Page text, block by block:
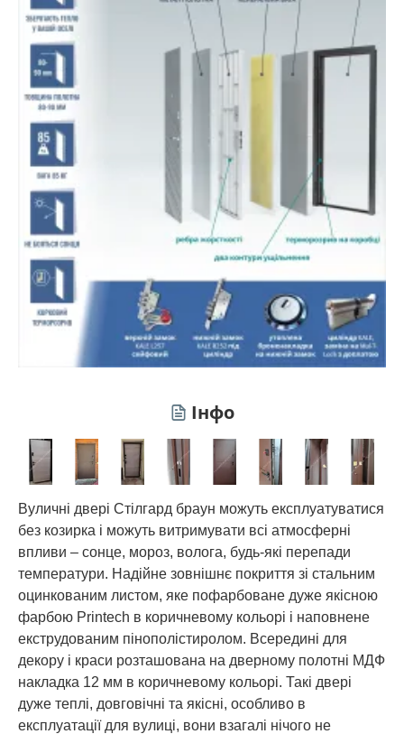
Інфо
Вуличні двері Стілгард браун можуть експлуатуватися
без козирка і можуть витримувати всі атмосферні
впливи – сонце, мороз, волога, будь-які перепади
температури. Надійне зовнішнє покриття зі стальним
оцинкованим листом, яке пофарбоване дуже якісною
фарбою Printech в коричневому кольорі і наповнене
екструдованим пінополістиролом. Всередині для
декору і краси розташована на дверному полотні МДФ
накладка 12 мм в коричневому кольорі. Такі двері
дуже теплі, довговічні та якісні, особливо в
експлуатації для вулиці, вони взагалі нічого не